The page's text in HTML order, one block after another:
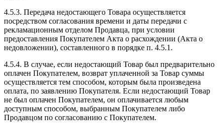
4.5.3. Передача недостающего Товара осуществляется
посредством согласования времени и даты передачи с
рекламационным отделом Продавца, при условии
предоставления Покупателем Акта о расхождении (Акта о
недовложении), составленного в порядке п. 4.5.1.
4.5.4. В случае, если недостающий Товар был предварительно
оплачен Покупателем, возврат уплаченной за Товар суммы
осуществляется тем способом, которым была произведена
оплата, по заявлению Покупателя. Если недостающий Товар
не был оплачен Покупателем, он оплачивается любым
доступным способом, выбранным Покупателем либо
Продавцом по согласованию с Покупателем.